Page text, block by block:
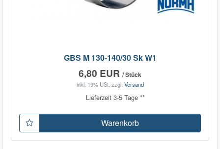
GBS M 130-140/30 Sk W1
6,80 EUR / Stück
inkl. 19% USt. zzgl. Versand
Lieferzeit 3-5 Tage **
Warenkorb